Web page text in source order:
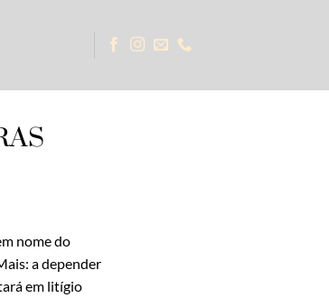
nome do
a depender
em litígio